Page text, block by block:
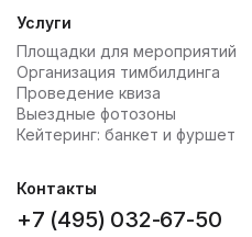
Услуги
Площадки для мероприятий
Организация тимбилдинга
Проведение квиза
Выездные фотозоны
Кейтеринг: банкет и фуршет
Контакты
+7 (495) 032-67-50